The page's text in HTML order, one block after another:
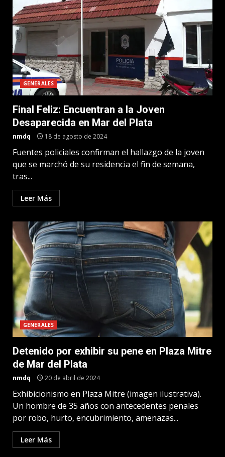
GENERALES
Final Feliz: Encuentran a la Joven
Desaparecida en Mar del Plata
nmdq 18 de agosto de 2024
Fuentes policiales confirman el hallazgo de la joven
que se marchó de su residencia el fin de semana,
tras...
Leer Más
GENERALES
Detenido por exhibir su pene en Plaza Mitre
de Mar del Plata
nmdq 20 de abril de 2024
Exhibicionismo en Plaza Mitre (imagen ilustrativa).
Un hombre de 35 años con antecedentes penales
por robo, hurto, encubrimiento, amenazas...
Leer Más